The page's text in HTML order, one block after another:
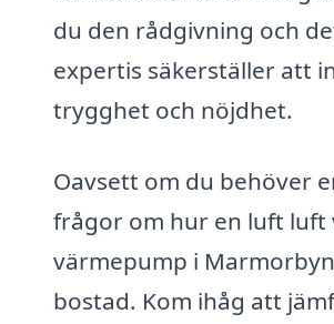
du den rådgivning och
expertis säkerställer att
trygghet och nöjdhet.
Oavsett om du behöver
frågor om hur en luft luft
värmepump i
bostad. Kom ihåg att